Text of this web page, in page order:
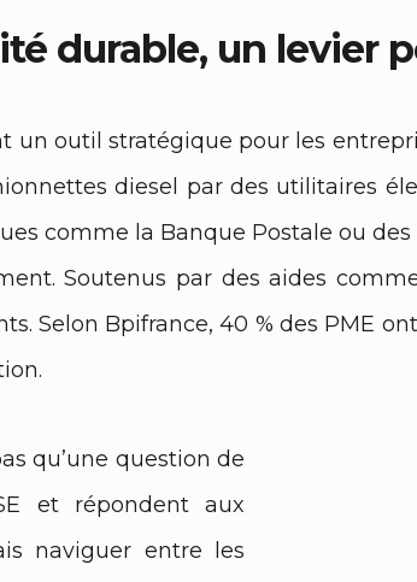
durable, un levier
un outil stratégique pour les
diesel par des utilitaires
comme la Banque Postale ou
Soutenus par des aides
Selon Bpifrance, 40 % des PME
qu’une question de
et répondent aux
naviguer entre les